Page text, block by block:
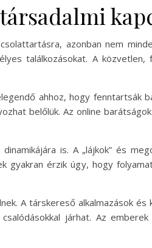
azonban nem
találkozásokat. A közvetlen,
ahhoz, hogy fenntartsák
belőlük. Az online
is. A „lájkok” és
érzik úgy, hogy
A társkereső alkalmazások
járhat. Az